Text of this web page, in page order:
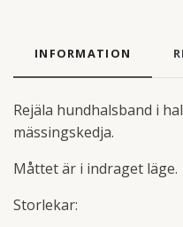
INFORMATION
Rejäla hundhalsband i
mässingskedja.
Måttet är i indraget läge.
Storlekar: